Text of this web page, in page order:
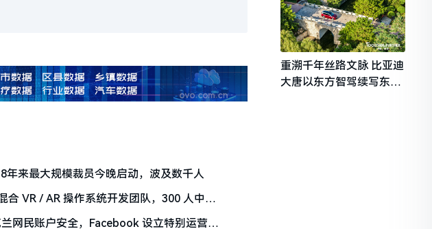
年来最大规模裁员今晚启动，波及数千人
合 VR / AR 操作系统开发团队，300 人中部
等团队
网民账户安全，Facebook 设立特别运营中
重溯千年丝路文脉 比亚迪
大唐以东方智驾续写东西